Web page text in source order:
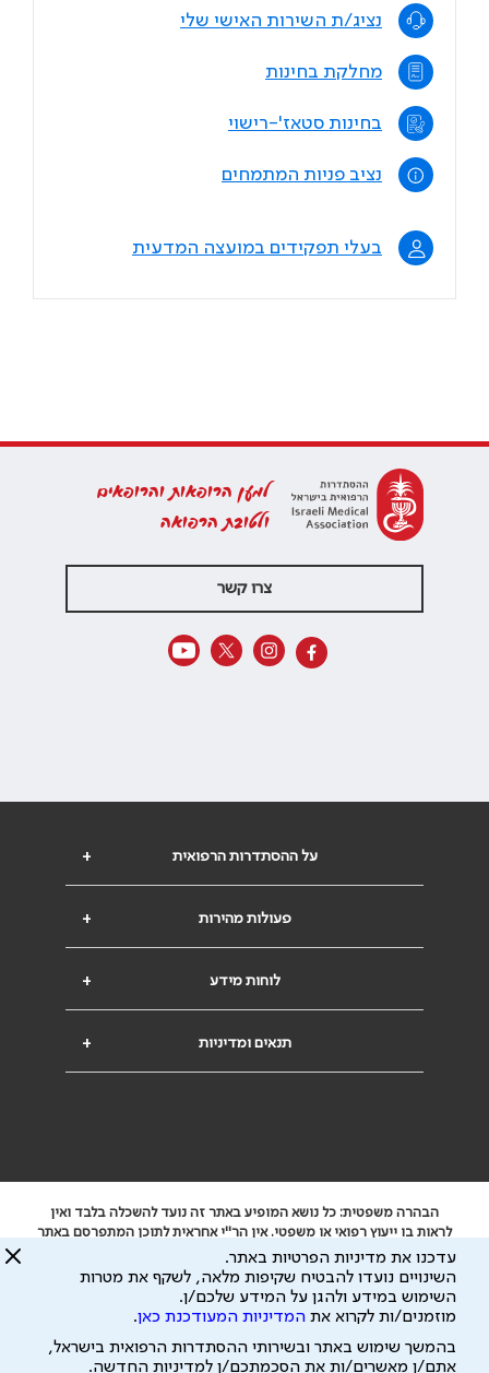
נציג/ת השירות האישי שלי
מחלקת בחינות
בחינות סטאז'-רישוי
נציב פניות המתמחים
בעלי תפקידים במועצה המדעית
למען הרופאות והרופאים
ולטובת הרפואה
צרו קשר
+ על ההסתדרות הרפואית
+ פעולות מהירות
+ לוחות מידע
+ תנאים ומדיניות
הבהרה משפטית: כל נושא המופיע באתר זה נועד להשכלה בלבד ואין
לראות בו ייעוץ רפואי או משפטי. אין הר"י אחראית לתוכן המתפרסם באתר
זה ולכל נזק שעלול להיגרם.
ידוע לי שהר"י אוספת ושומרת מידע אישי לצורך מתן השרות וכי חלק ממנו
עשוי להיות מועבר לצדדים שלישיים, הכל בכפוף ל
ולתנאי השימוש
פיתוח ע"י עיצוב ע"י
עדכנו את מדיניות הפרטיות באתר.
השינויים נועדו להבטיח שקיפות מלאה, לשקף את מטרות
השימוש במידע ולהגן על המידע שלכם/ן.
מוזמנים/ות לקרוא את המדיניות המעודכנת כאן.
בהמשך שימוש באתר ובשירותי ההסתדרות הרפואית בישראל,
אתם/ן מאשרים/ות את הסכמתכם/ן למדיניות החדשה.